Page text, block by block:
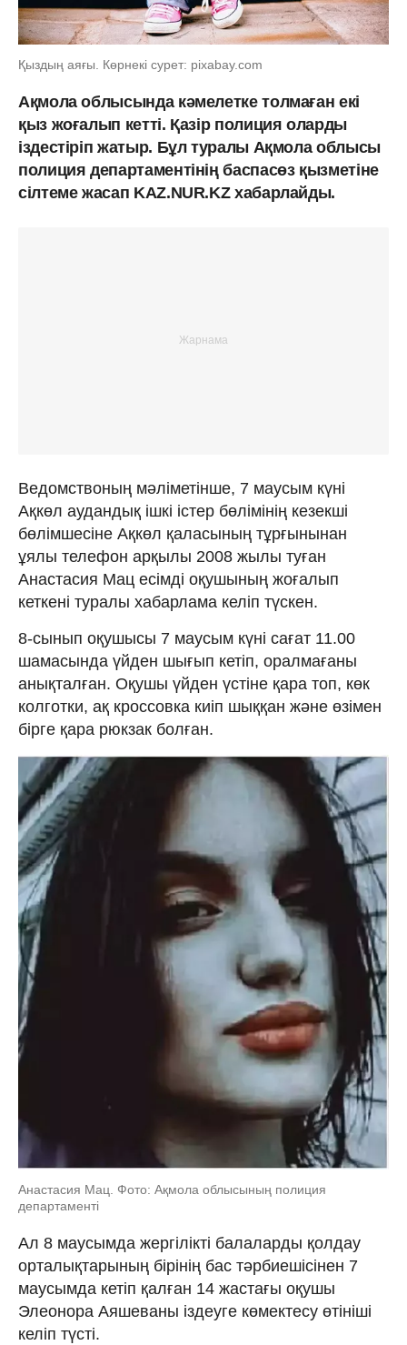
Қыздың аяғы. Көрнекі сурет: pixabay.com
Ақмола облысында кәмелетке толмаған екі
қыз жоғалып кетті. Қазір полиция оларды
іздестіріп жатыр. Бұл туралы Ақмола облысы
полиция департаментінің баспасөз қызметіне
сілтеме жасап KAZ.NUR.KZ хабарлайды.
Ведомствоның мәліметінше, 7 маусым күні
Ақкөл аудандық ішкі істер бөлімінің кезекші
бөлімшесіне Ақкөл қаласының тұрғынынан
ұялы телефон арқылы 2008 жылы туған
Анастасия Мац есімді оқушының жоғалып
кеткені туралы хабарлама келіп түскен.
8-сынып оқушысы 7 маусым күні сағат 11.00
шамасында үйден шығып кетіп, оралмағаны
анықталған. Оқушы үйден үстіне қара топ, көк
колготки, ақ кроссовка киіп шыққан және өзімен
бірге қара рюкзак болған.
Анастасия Мац. Фото: Ақмола облысының полиция
департаменті
Ал 8 маусымда жергілікті балаларды қолдау
орталықтарының бірінің бас тәрбиешісінен 7
маусымда кетіп қалған 14 жастағы оқушы
Элеонора Аяшеваны іздеуге көмектесу өтініші
келіп түсті.